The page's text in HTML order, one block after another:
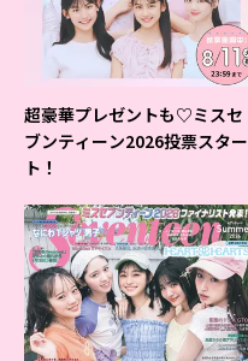
超豪華プレゼントも♡ミスセ
ブンティーン2026投票スター
ト！